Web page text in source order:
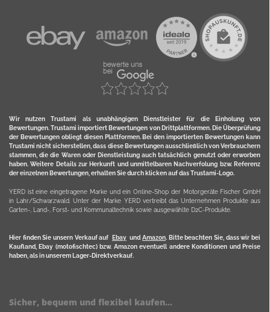
Wir nutzen Trustami als unabhängigen Dienstleister für die Einholung von
Bewertungen. Trustami importiert Bewertungen von Drittplattformen. Die Überprüfung
der Bewertungen obliegt diesen Plattformen. Bei den importierten Bewertungen kann
Trustami nicht sicherstellen, dass diese Bewertungen ausschließlich von Verbrauchern
stammen, die die Waren oder Dienstleistung auch tatsächlich genutzt oder erworben
haben. Weitere Details zur Herkunft und unmittelbaren Nachverfolung bzw. Referenz
der einzelnen Bewertungen, erhalten Sie durch klicken auf das Trustami-Logo.
YERD ist eine eingetragene Marke und ein Online-Shop der Motorgeräte Fischer GmbH
in Lahr/Schwarzwald. Unter der Marke YERD vertreibt das Unternehmen Produkte aus
Garten-, Land-, Forst- und Kommunaltechnik sowie ausgewählte D2C-Produkte.
Hier finden Sie unsern Verkauf auf Ebayund Amazon. Bitte beachten Sie, dass wir bei
Kaufland, Ebay (motofischtec) bzw. Amazon eventuell andere Konditionen und Preise
haben, als in unserem Lager-Direktverkauf.
Sicher, bequem und flexibel kaufen...